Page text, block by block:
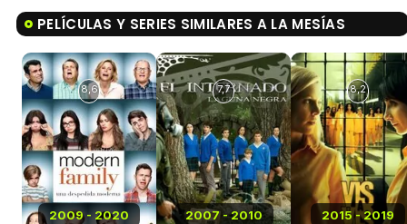
PELÍCULAS Y SERIES SIMILARES A LA MESÍAS
2009 - 2020
8,6
2007 - 2010
7,7
2015 - 2019
8,2